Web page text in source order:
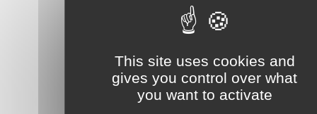
VOIR TOUT L'AGENDA
This site uses cookies and
gives you control over what
you want to activate